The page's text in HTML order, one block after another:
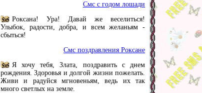
Смс с годом лошади
Роксана! Ура! Давай же веселиться!
Улыбок, радости, добра, и всем желаньям -
сбыться!
Смс поздравления Роксане
Я хочу тебя, Злата, поздравить с днем
рождения. Здоровья и долгой жизни пожелать.
Живи и радуйся мгновеньям, ведь их так
много светлых на земле.